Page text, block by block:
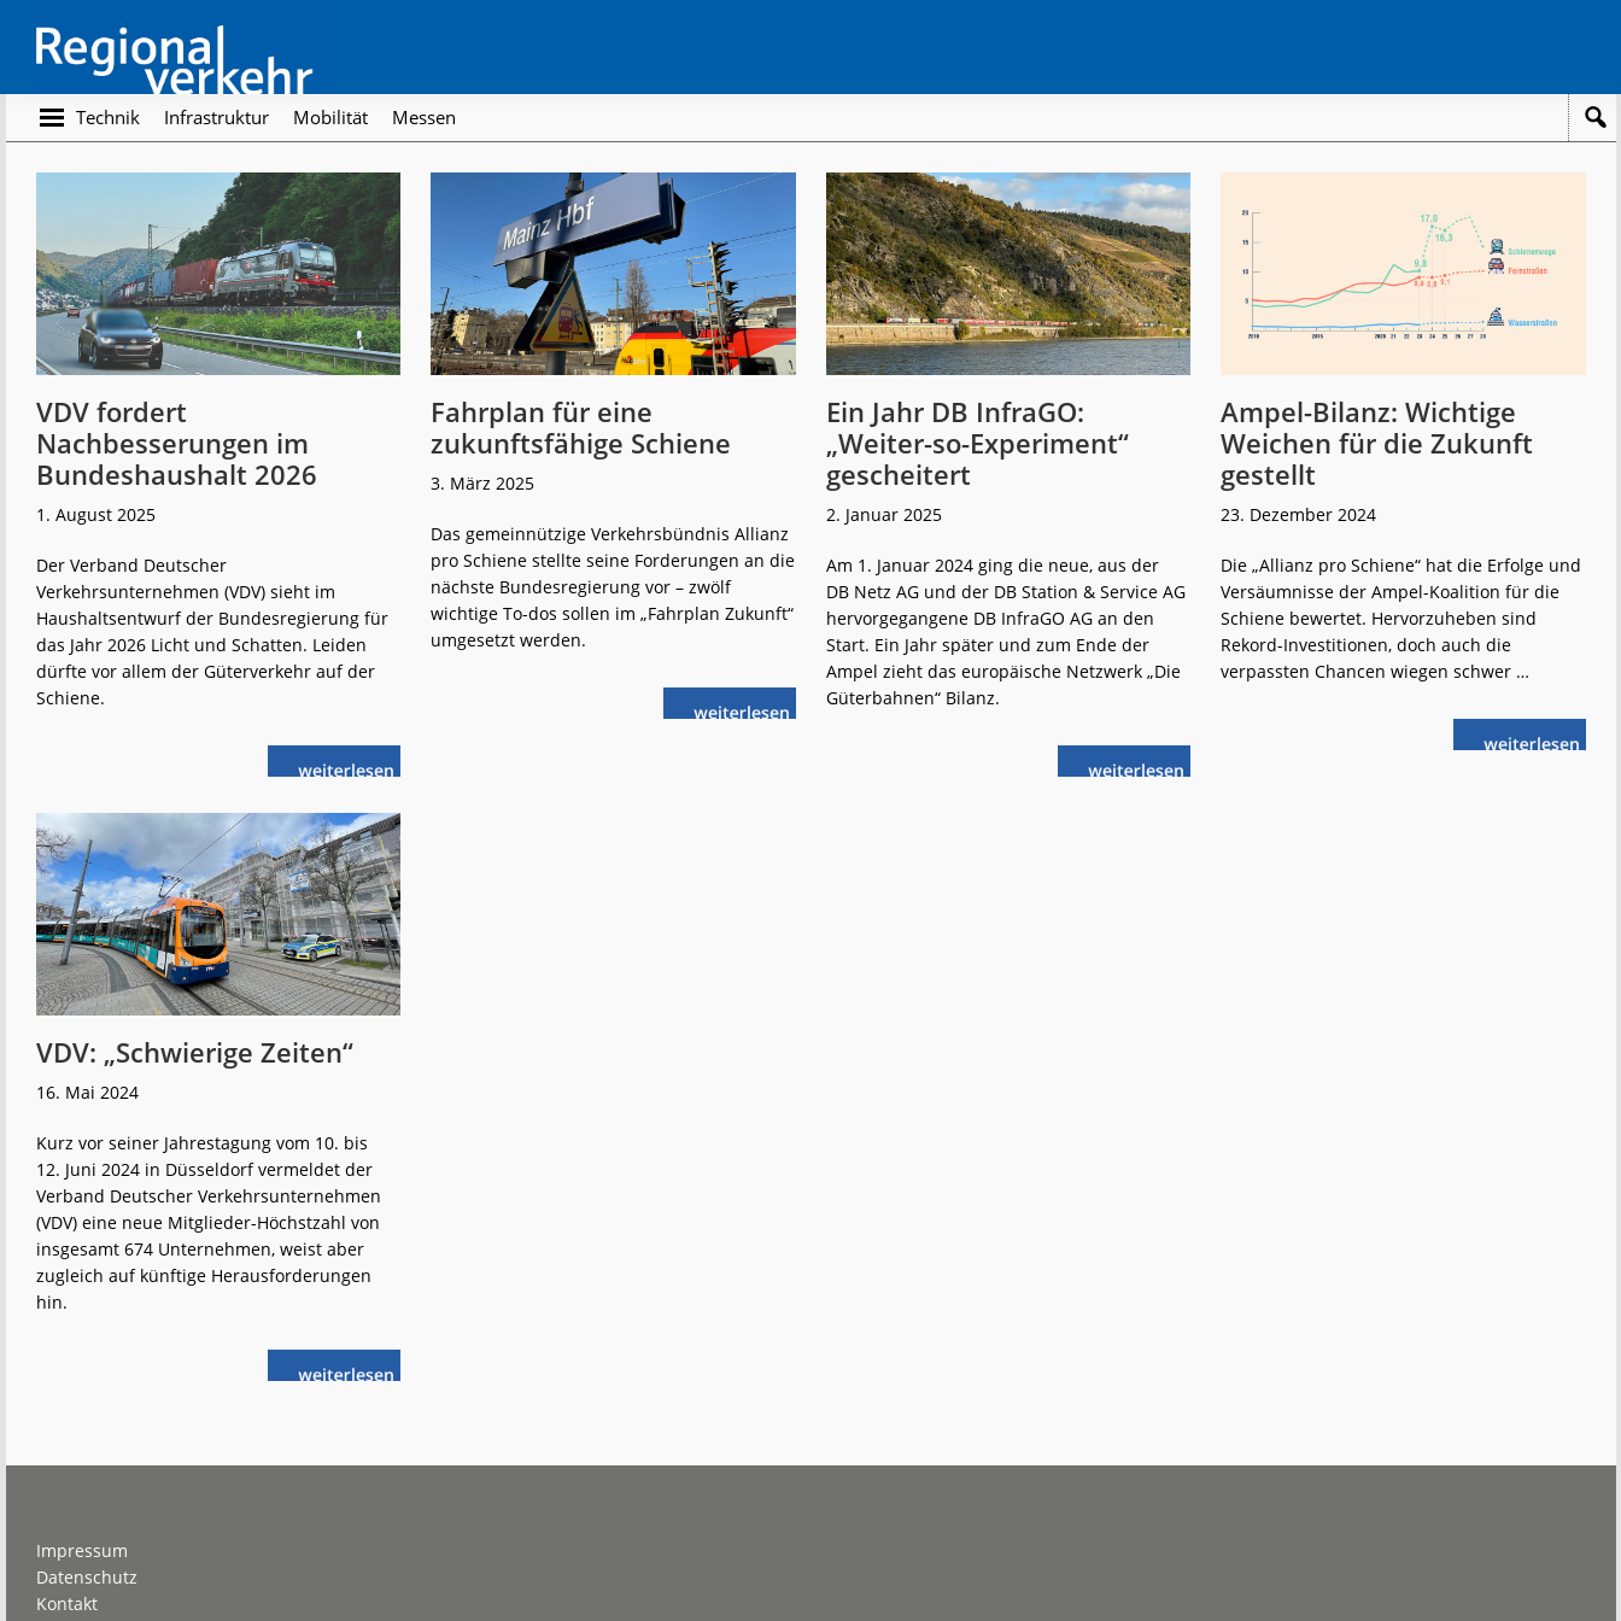
main
content
footer
Regionalverkehr
Die
Fachzeitschrift
Personennahverkehr
Technik Infrastruktur Mobilität Messen
VDV fordert
Nachbesserungen im
Bundeshaushalt 2026
1. August 2025
Der Verband Deutscher
Verkehrsunternehmen (VDV) sieht im
Haushaltsentwurf der Bundesregierung für
das Jahr 2026 Licht und Schatten. Leiden
dürfte vor allem der Güterverkehr auf der
Schiene.
weiterlese
nVDV
im
Bundeshaushalt
2026
Fahrplan für eine
zukunftsfähige Schiene
3. März 2025
Das gemeinnützige Verkehrsbündnis Allianz
pro Schiene stellte seine Forderungen an die
nächste Bundesregierung vor – zwölf
wichtige To-dos sollen im „Fahrplan Zukunft“
umgesetzt werden.
weiterlese
nFahrplan
Ein Jahr DB InfraGO:
„Weiter-so-Experiment“
gescheitert
2. Januar 2025
Am 1. Januar 2024 ging die neue, aus der
DB Netz AG und der DB Station & Service AG
hervorgegangene DB InfraGO AG an den
Start. Ein Jahr später und zum Ende der
Ampel zieht das europäische Netzwerk „Die
Güterbahnen“ Bilanz.
weiterlese
nEin
Ampel-Bilanz: Wichtige
Weichen für die Zukunft
gestellt
23. Dezember 2024
Die „Allianz pro Schiene“ hat die Erfolge und
Versäumnisse der Ampel-Koalition für die
Schiene bewertet. Hervorzuheben sind
Rekord-Investitionen, doch auch die
verpassten Chancen wiegen schwer …
weiterlese
nAmpel-
VDV: „Schwierige Zeiten“
16. Mai 2024
Kurz vor seiner Jahrestagung vom 10. bis
12. Juni 2024 in Düsseldorf vermeldet der
Verband Deutscher Verkehrsunternehmen
(VDV) eine neue Mitglieder-Höchstzahl von
insgesamt 674 Unternehmen, weist aber
zugleich auf künftige Herausforderungen
hin.
weiterlese
nVDV:
Impressum
Datenschutz
Kontakt